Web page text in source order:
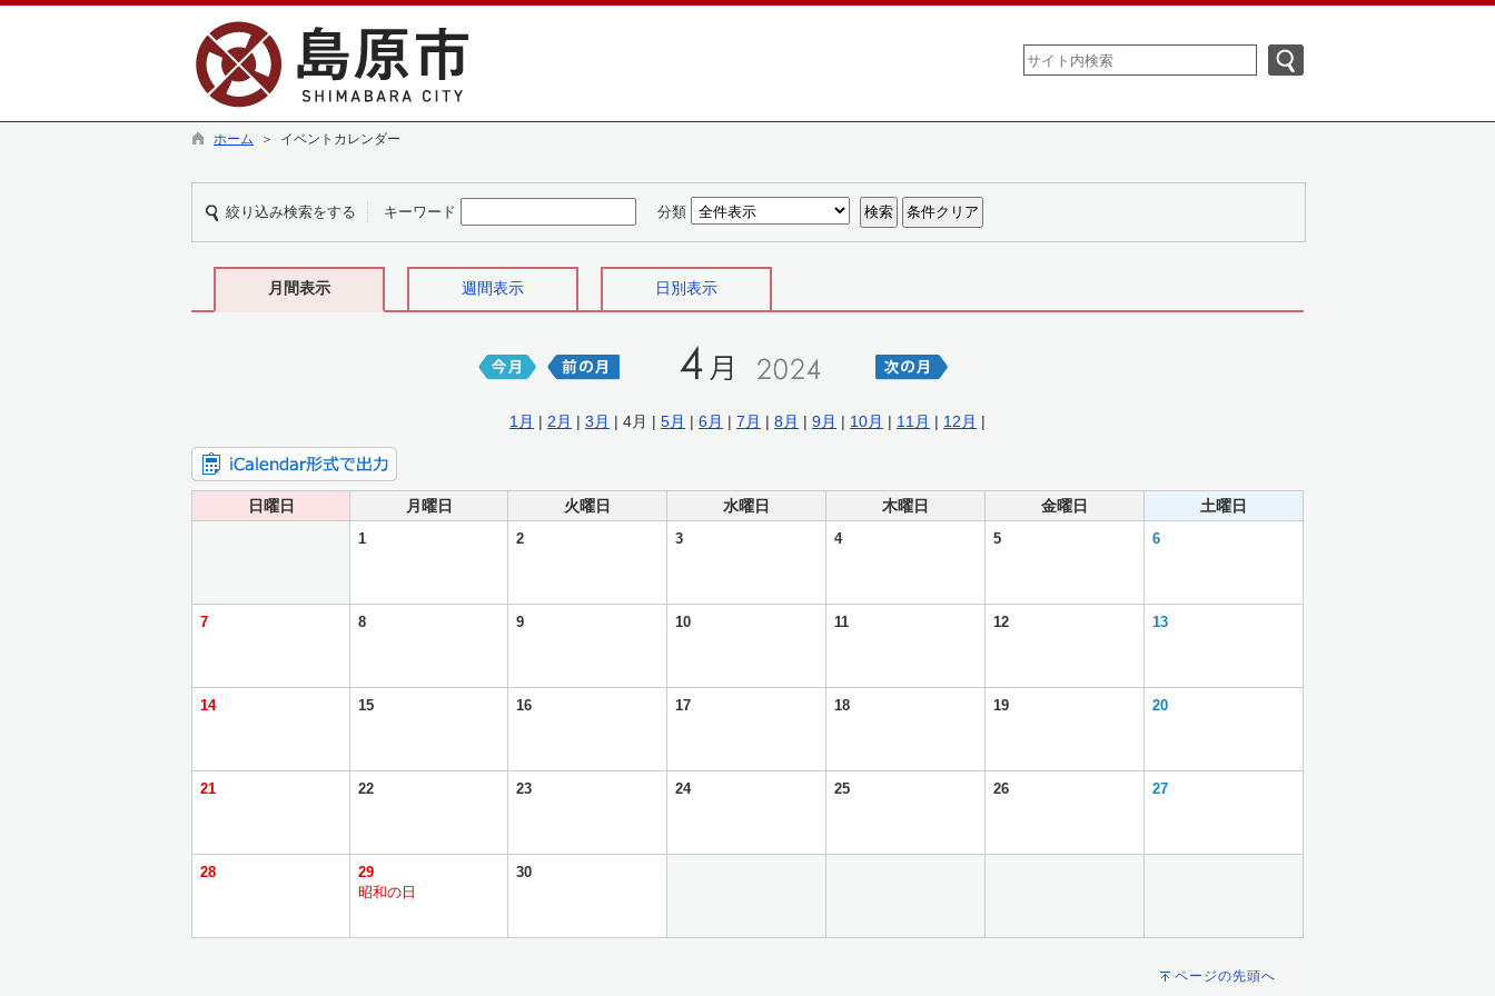
ホーム ＞ イベントカレンダー
絞り込み検索をする キーワード 分類
月間表示 週間表示 日別表示
1月 | 2月 | 3月 | 4月 | 5月 | 6月 | 7月 | 8月 | 9月 | 10月 | 11月 | 12月 |
日曜日 月曜日 火曜日 水曜日 木曜日 金曜日 土曜日
1 2 3 4 5 6
7 8 9 10 11 12 13
14 15 16 17 18 19 20
21 22 23 24 25 26 27
28
29
昭和の日
30
ページの先頭へ